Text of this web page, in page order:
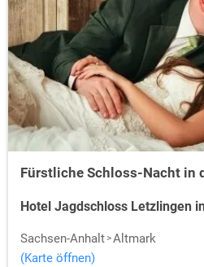
Fürstliche Schloss-Nacht in
Hotel Jagdschloss Letzlingen
Sachsen-Anhalt Altmark
(Karte öffnen)